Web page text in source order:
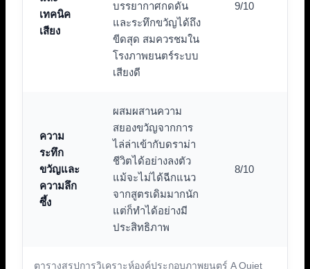
ตารางสรุปการวิเคราะห์องค์ประกอบภาพยนตร์ A Quiet
เทคนิค
เสียง
บรรยากาศกดดัน
และระทึกขวัญได้ถึง
ขีดสุด สมควรชมใน
โรงภาพยนตร์ระบบ
เสียงดี
9/10
ความ
ระทึก
ขวัญและ
ความลึก
ซึ้ง
ผสมผสานความ
สยองขวัญจากการ
ไล่ล่าเข้ากับดราม่า
ชีวิตได้อย่างลงตัว
แม้จะไม่ได้ฉีกแนว
จากสูตรเดิมมากนัก
แต่ก็ทำได้อย่างมี
ประสิทธิภาพ
8/10